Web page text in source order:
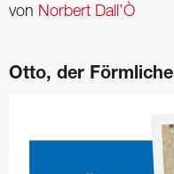
von Norbert Dall’Ò
Otto, der Förmliche